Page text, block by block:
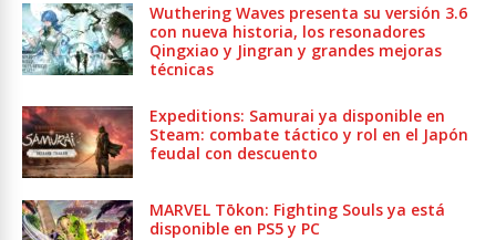
Wuthering Waves presenta su versión 3.6
con nueva historia, los resonadores
Qingxiao y Jingran y grandes mejoras
técnicas
Expeditions: Samurai ya disponible en
Steam: combate táctico y rol en el Japón
feudal con descuento
MARVEL Tōkon: Fighting Souls ya está
disponible en PS5 y PC